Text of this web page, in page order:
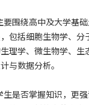
要围绕高中及大学基
包括细胞生物学、分
理学、微生物学、生
与数据分析。
生是否掌握知识，更